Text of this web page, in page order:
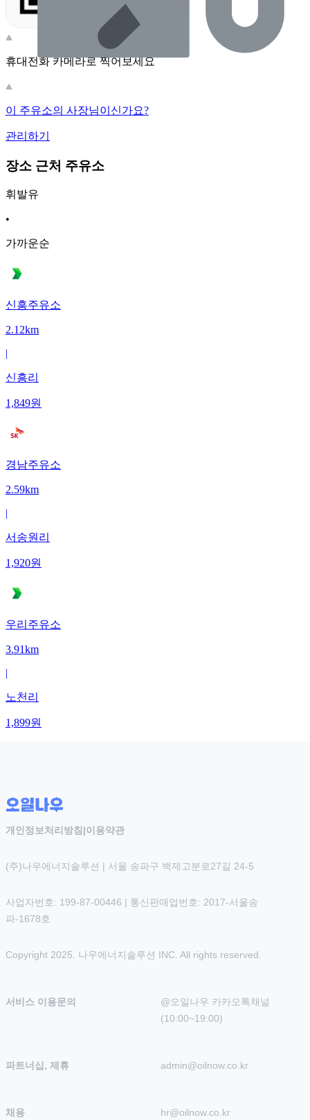
휴대전화 카메라로 찍어보세요
이 주유소의 사장님이신가요?
관리하기
장소 근처 주유소
휘발유
•
가까운순
신흥주유소
2.12km
|
신흥리
1,849원
경남주유소
2.59km
|
서송원리
1,920원
우리주유소
3.91km
|
노천리
1,899원
개인정보처리방침 |이용약관
(주)나우에너지솔루션 | 서울 송파구 백제고분로27길 24-5
사업자번호: 199-87-00446 | 통신판매업번호: 2017-서울송
파-1678호
Copyright 2025. 나우에너지솔루션 INC. All rights reserved.
서비스 이용문의
@오일나우 카카오톡채널
(10:00~19:00)
파트너십, 제휴 admin@oilnow.co.kr
채용 hr@oilnow.co.kr